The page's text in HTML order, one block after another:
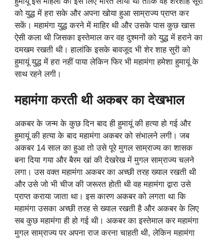
को युद्ध में हरा सके और अपना खोया हुआ साम्राज्य प्राप्त कर
सकें। महामंगा युद्ध करने में माहिर थी और उसके पास कुछ खास
ऐसी कला थी जिसका इस्तेमाल कर वह दुश्मनों को युद्ध में हराने का
दमखम रखती थी। हालांकि इसके बावजूद भी शेर शाह सुरी को
हुमायूं युद्ध में हरा नहीं पाया लेकिन फिर भी महामंगा हमेशा हुमायूं के
साथ रहने लगी।
महामंगा करती थी अकबर का देखभाल
अकबर के जन्म के कुछ दिन बाद ही हुमायूं की हत्या हो गई और
हुमायूं की हत्या के बाद महामंगा अकबर को संभालने लगी। जब
अकबर 14 साल का हुआ तो उसे पूरे मुगल साम्राज्य का शासक
बना दिया गया और बैरम खां की देखरेख में मुगल साम्राज्य चलने
लगा। उस वक्त महामंगा अकबर का अच्छी तरह ख्याल रखती थी
और उसे जो भी चीज की जरूरत होती थी वह महामंगा द्वारा उसे
प्राप्त कराया जाता था। इस कारण अकबर को लगता था कि
महामंगा उसका अच्छी तरह से ख्याल रखती है और अकबर के लिए
सब कुछ महामंगा ही हो गई थी। अकबर का इस्तेमाल कर महामंगा
मुगल साम्राज्य पर अपना राज करना चाहती थी, लेकिन महामंगा